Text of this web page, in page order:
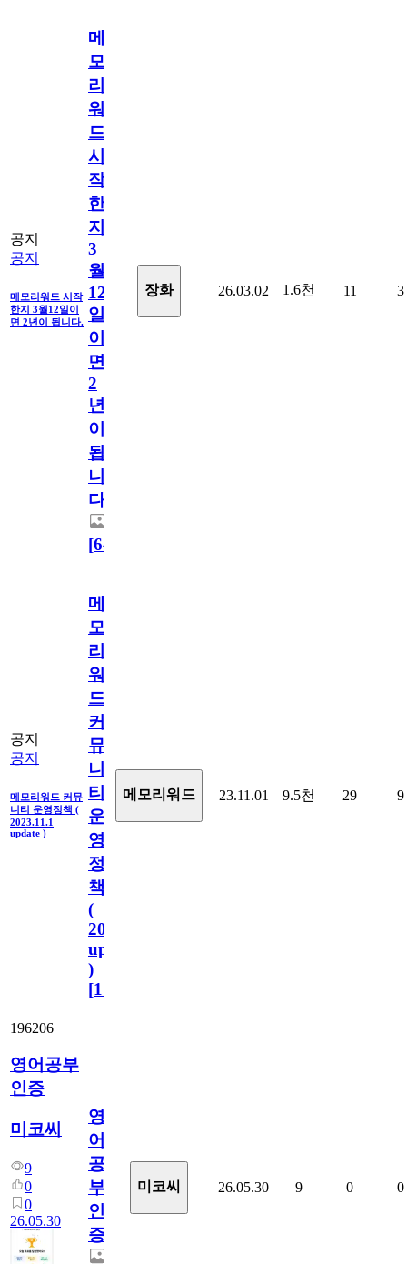
공지
공지
메모리워드 시작
한지 3월12일이
면 2년이 됩니다.
메
모
리
워
드
시
작
한
지
3
월
12
일
이
면
2
년
이
됩
니
다.
[64
장화 26.03.02 1.6천 11 3
공지
공지
메모리워드 커뮤
니티 운영정책 (
2023.11.1
update )
메
모
리
워
드
커
뮤
니
티
운
영
정
책
(
2023.11.1
update
)
[110
메모리워드 23.11.01 9.5천 29 9
196206
영어공부
인증
미코씨
9
0
0
26.05.30
영
어
공
부
인
증
미코씨 26.05.30 9 0 0